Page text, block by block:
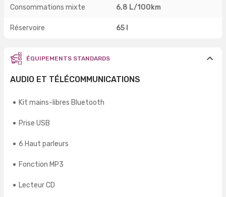
Consommations mixte 6,8 L/100km
Réservoire 65 l
ÉQUIPEMENTS STANDARDS
AUDIO ET TÉLÉCOMMUNICATIONS
Kit mains-libres Bluetooth
Prise USB
6 Haut parleurs
Fonction MP3
Lecteur CD